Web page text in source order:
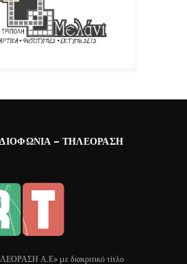
– ΤΗΛΕΌΡΑΣΗ
Α.Ε» με διακριτικό τίτλο